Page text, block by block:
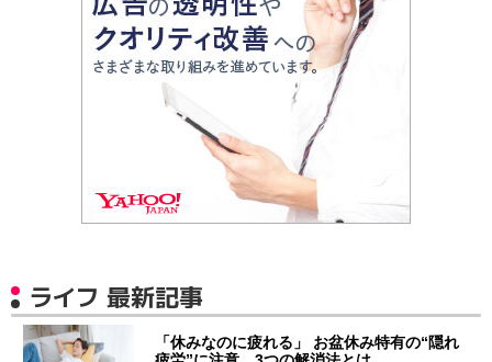
ライフ 最新記事
「休みなのに疲れる」 お盆休み特有の“隠れ